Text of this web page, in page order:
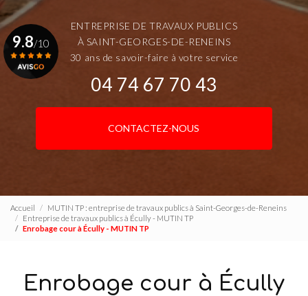
ENTREPRISE DE TRAVAUX PUBLICS
À SAINT-GEORGES-DE-RENEINS
30 ans de savoir-faire à votre service
04 74 67 70 43
CONTACTEZ-NOUS
9.8/10
Accueil
MUTIN TP : entreprise de travaux publics à Saint-Georges-de-Reneins
Entreprise de travaux publics à Écully - MUTIN TP
Enrobage cour à Écully - MUTIN TP
Enrobage cour à Écully